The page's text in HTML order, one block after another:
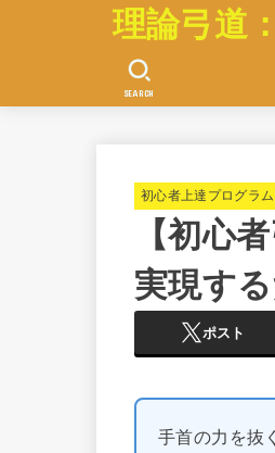
理論弓道
SEARCH
初心者上達プログラム
【初心
実現す
ポスト
手首の力を抜